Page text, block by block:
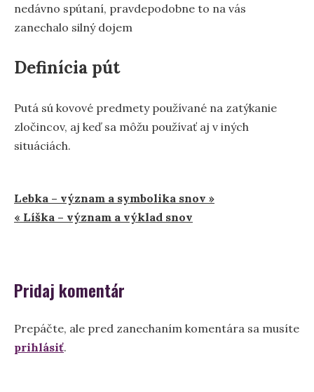
nedávno spútaní, pravdepodobne to na vás
zanechalo silný dojem
Definícia pút
Putá sú kovové predmety používané na zatýkanie
zločincov, aj keď sa môžu používať aj v iných
situáciách.
Navigácia
v
Lebka – význam a symbolika snov »
« Líška – význam a výklad snov
Pridaj komentár
Prepáčte, ale pred zanechaním komentára sa musíte
prihlásiť.